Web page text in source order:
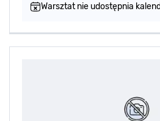
Warsztat nie udostępnia